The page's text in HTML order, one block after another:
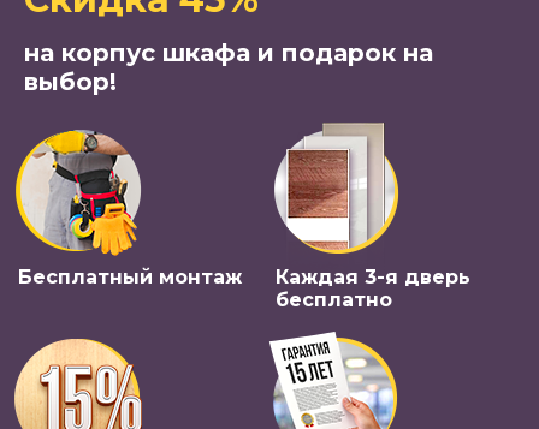
на корпус шкафа и подарок на
выбор!
Бесплатный монтаж
Каждая 3-я дверь
бесплатно